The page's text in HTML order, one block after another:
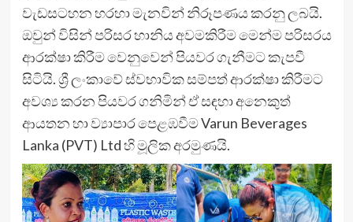
වැඩසටහන හරහා මැනවින් නිරූපණය කරනු ලබයි.
ඔවුන් විසින් පරිසර හානිය අවමකිරීම මෙන්ම පරිසරය
ආරක්ෂා කිරීම වෙනුවෙන් පියවර ගැනීමට කැපවී
සිටියි. ශ්‍රී ලංකාවේ ස්වභාවික සම්පත් ආරක්ෂා කිරීමට
අවශ්‍ය කරන පියවර ගනිමින් ඒ සඳහා අනෙකුත්
ආයතන හා ව්‍යාපාර පෙළඹවීම Varun Beverages
Lanka (PVT) Ltd හි මූලික අරමුණයි.